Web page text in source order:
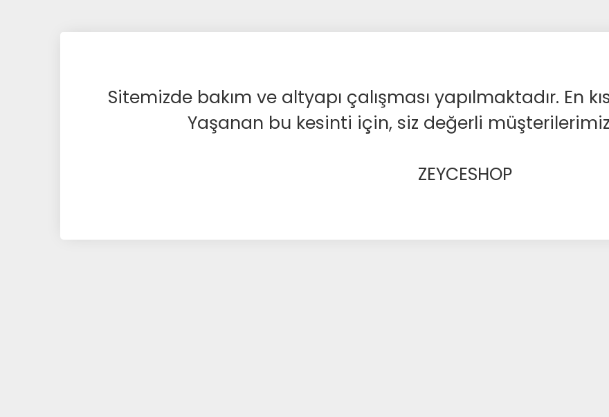
Sitemizde bakım ve altyapı çalışması yapılmaktadır. En
Yaşanan bu kesinti için, siz değerli
ZEYCESHOP